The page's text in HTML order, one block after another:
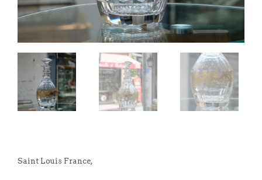
Saint Louis France,